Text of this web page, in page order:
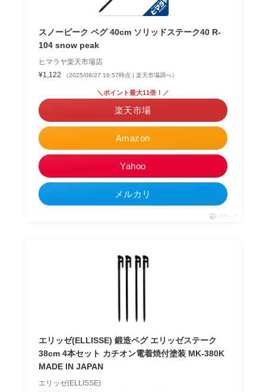
スノーピーク ペグ 40cm ソリッドステーク40 R-
104 snow peak
ヒマラヤ楽天市場店
¥1,122
（2025/08/27 16:57時点 | 楽天市場調べ）
Amazon
＼ポイント最大11倍！／
楽天市場
Yahoo
メルカリ
ポチップ
エリッゼ(ELLISSE) 鍛造ペグ エリッゼステーク
38cm 4本セット カチオン電着焼付塗装 MK-380K
MADE IN JAPAN
エリッゼ(ELLISSE)